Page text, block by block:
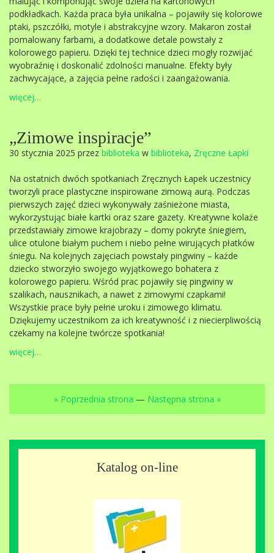
podkładkach. Każda praca była unikalna – pojawiły się kolorowe
ptaki, pszczółki, motyle i abstrakcyjne wzory. Makaron został
pomalowany farbami, a dodatkowe detale powstały z
kolorowego papieru. Dzięki tej technice dzieci mogły rozwijać
wyobraźnię i doskonalić zdolności manualne. Efekty były
zachwycające, a zajęcia pełne radości i zaangażowania.
więcej…
„Zimowe inspiracje”
30 stycznia 2025 przez biblioteka w biblioteka, Zręczne Łapki
Na ostatnich dwóch spotkaniach Zręcznych Łapek uczestnicy
tworzyli prace plastyczne inspirowane zimową aurą. Podczas
pierwszych zajęć dzieci wykonywały zaśnieżone miasta,
wykorzystując białe kartki oraz szare gazety. Kreatywne kolaże
przedstawiały zimowe krajobrazy – domy pokryte śniegiem,
ulice otulone białym puchem i niebo pełne wirujących płatków
śniegu. Na kolejnych zajęciach powstały pingwiny – każde
dziecko stworzyło swojego wyjątkowego bohatera z
kolorowego papieru. Wśród prac pojawiły się pingwiny w
szalikach, nausznikach, a nawet z zimowymi czapkami!
Wszystkie prace były pełne uroku i zimowego klimatu.
Dziękujemy uczestnikom za ich kreatywność i z niecierpliwością
czekamy na kolejne twórcze spotkania!
więcej…
« Poprzednia strona — Następna strona »
Katalog on-line